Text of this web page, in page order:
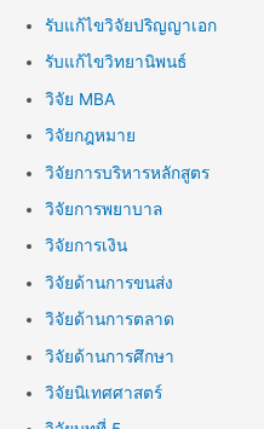
รับแก้ไขวิจัยปริญญาเอก
รับแก้ไขวิทยานิพนธ์
วิจัย MBA
วิจัยกฎหมาย
วิจัยการบริหารหลักสูตร
วิจัยการพยาบาล
วิจัยการเงิน
วิจัยด้านการขนส่ง
วิจัยด้านการตลาด
วิจัยด้านการศึกษา
วิจัยนิเทศศาสตร์